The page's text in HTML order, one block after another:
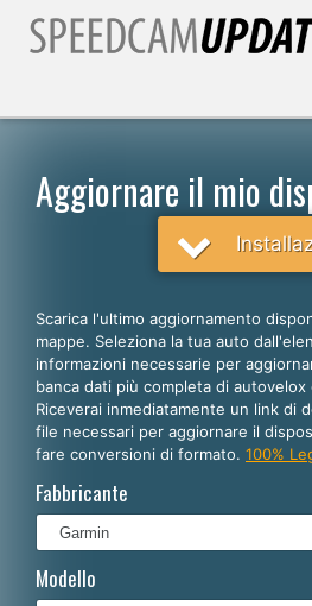
Italiano
English
Español
Deutsch
Aggiornare il mio
Scarica l'ultimo aggiornamento
mappe. Seleziona la tua auto
informazioni necessarie per
banca dati più completa di
Riceverai inmediatamente un link di
file necessari per aggiornare il
fare conversioni di formato. 100%
Fabbricante
Modello